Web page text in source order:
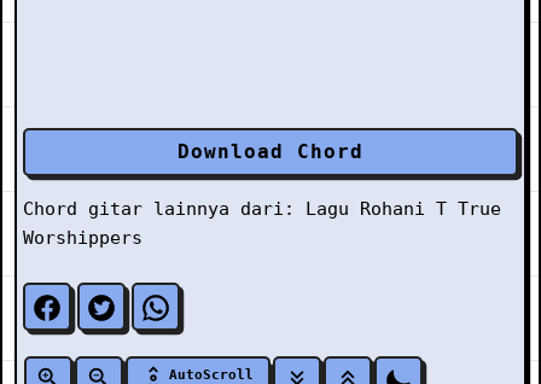
Download Chord
Chord gitar lainnya dari: Lagu Rohani T True
Worshippers
AutoScroll